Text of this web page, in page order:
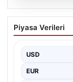
05.08.2026
Avcılar
şüpheli
12 Şüpheli
önemli
Piyasa Verileri
USD
EUR